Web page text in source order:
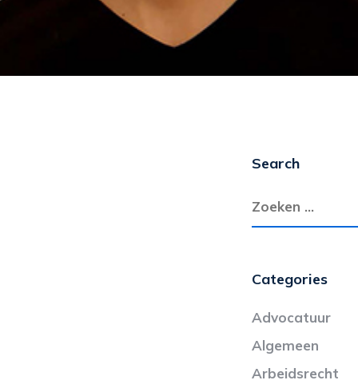
Search
Categories
Advocatuur
Algemeen
Arbeidsrecht